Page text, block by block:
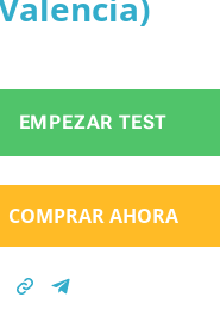
en
2026?
EMPEZAR TEST
COMPRAR AHORA